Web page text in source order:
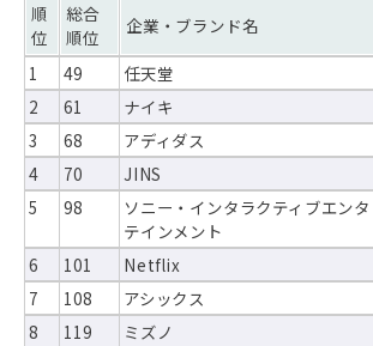
順
位
総合
順位
企業・ブランド名
1
49 任天堂
2
61 ナイキ
3
68 アディダス
4
70 JINS
5
98
ソニー・インタラクティブエンタ
テインメント
6 101 Netflix
7
108 アシックス
8
119 ミズノ